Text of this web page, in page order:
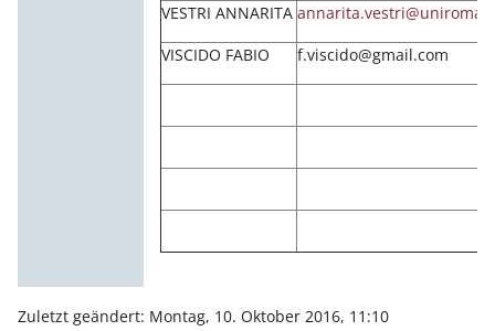
VESTRI ANNARITA
VISCIDO FABIO
f.viscido@gmail.com
Zuletzt geändert: Montag, 10. Oktober 2016, 11:10